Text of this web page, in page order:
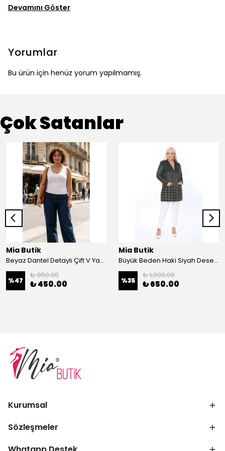
Devamını Göster
Yorumlar
Bu ürün için henüz yorum yapılmamış.
Çok Satanlar
Mia Butik
Beyaz Dantel Detaylı Çift V Yaka Karşkorse Esnek Bluz
%47
₺ 850.00
₺ 450.00
Mia Butik
Büyük Beden Haki Siyah Desenli Hırka
%35
₺ 1,000.00
₺ 650.00
Kurumsal
Sözleşmeler